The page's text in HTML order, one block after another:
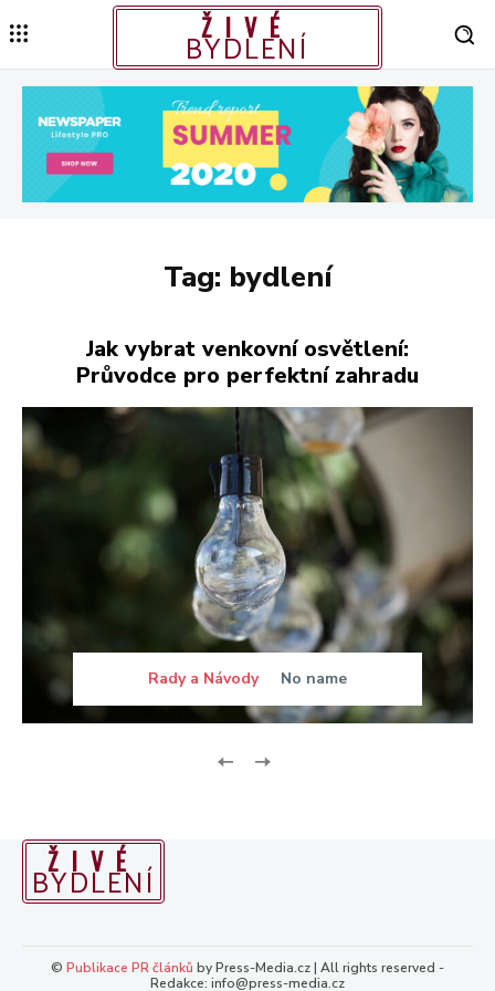
ŽIVÉ
BYDLENÍ
Tag: bydlení
Jak vybrat venkovní osvětlení:
Průvodce pro perfektní zahradu
Rady a Návody No name
ŽIVÉ
BYDLENÍ
© Publikace PR článků by Press-Media.cz | All rights reserved -
Redakce: info@press-media.cz